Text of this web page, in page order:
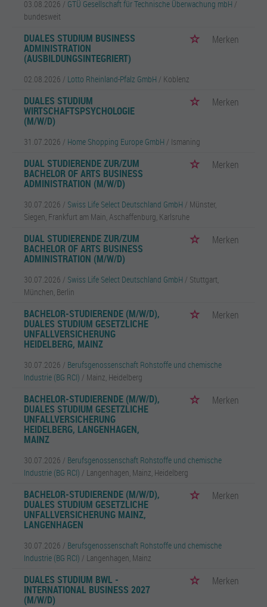
03.08.2026 / GTÜ Gesellschaft für Technische Überwachung mbH /
bundesweit
DUALES STUDIUM BUSINESS
ADMINISTRATION
(AUSBILDUNGSINTEGRIERT)
Merken
02.08.2026 / Lotto Rheinland-Pfalz GmbH / Koblenz
DUALES STUDIUM
WIRTSCHAFTSPSYCHOLOGIE
(M/W/D)
Merken
31.07.2026 / Home Shopping Europe GmbH / Ismaning
DUAL STUDIERENDE ZUR/ZUM
BACHELOR OF ARTS BUSINESS
ADMINISTRATION (M/W/D)
Merken
30.07.2026 / Swiss Life Select Deutschland GmbH / Münster,
Siegen, Frankfurt am Main, Aschaffenburg, Karlsruhe
DUAL STUDIERENDE ZUR/ZUM
BACHELOR OF ARTS BUSINESS
ADMINISTRATION (M/W/D)
Merken
30.07.2026 / Swiss Life Select Deutschland GmbH / Stuttgart,
München, Berlin
BACHELOR-STUDIERENDE (M/W/D),
DUALES STUDIUM GESETZLICHE
UNFALLVERSICHERUNG
HEIDELBERG, MAINZ
Merken
30.07.2026 / Berufsgenossenschaft Rohstoffe und chemische
Industrie (BG RCI) / Mainz, Heidelberg
BACHELOR-STUDIERENDE (M/W/D),
DUALES STUDIUM GESETZLICHE
UNFALLVERSICHERUNG
HEIDELBERG, LANGENHAGEN,
MAINZ
Merken
30.07.2026 / Berufsgenossenschaft Rohstoffe und chemische
Industrie (BG RCI) / Langenhagen, Mainz, Heidelberg
BACHELOR-STUDIERENDE (M/W/D),
DUALES STUDIUM GESETZLICHE
UNFALLVERSICHERUNG MAINZ,
LANGENHAGEN
Merken
30.07.2026 / Berufsgenossenschaft Rohstoffe und chemische
Industrie (BG RCI) / Langenhagen, Mainz
DUALES STUDIUM BWL -
INTERNATIONAL BUSINESS 2027
(M/W/D)
Merken